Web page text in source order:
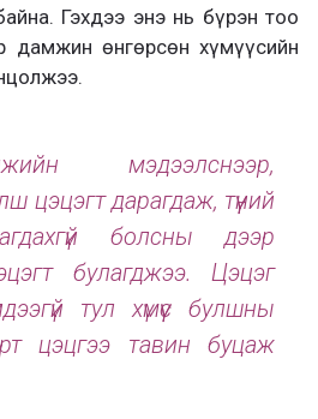
Гэхдээ энэ нь бүрэн тоо
дамжин өнгөрсөн хүмүүсийн
мэдээлснээр,
цэцэгт дарагдаж, түүний
болсны дээр
булагджээ. Цэцэг
тул хүмүүс булшны
цэцгээ тавин буцаж